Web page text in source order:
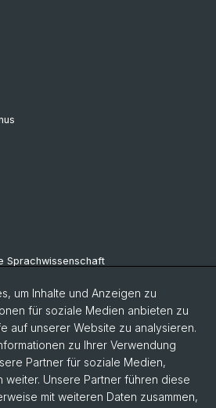
Sprachwissenschaft
und Provinzialrömische Archäologie
um Inhalte und Anzeigen zu
für soziale Medien anbieten zu
auf unserer Website zu analysieren.
zu Ihrer Verwendung
Partner für soziale Medien,
weiter. Unsere Partner führen diese
mit weiteren Daten zusammen,